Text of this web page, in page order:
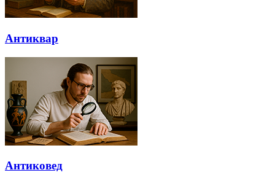
Антиквар
Антиковед